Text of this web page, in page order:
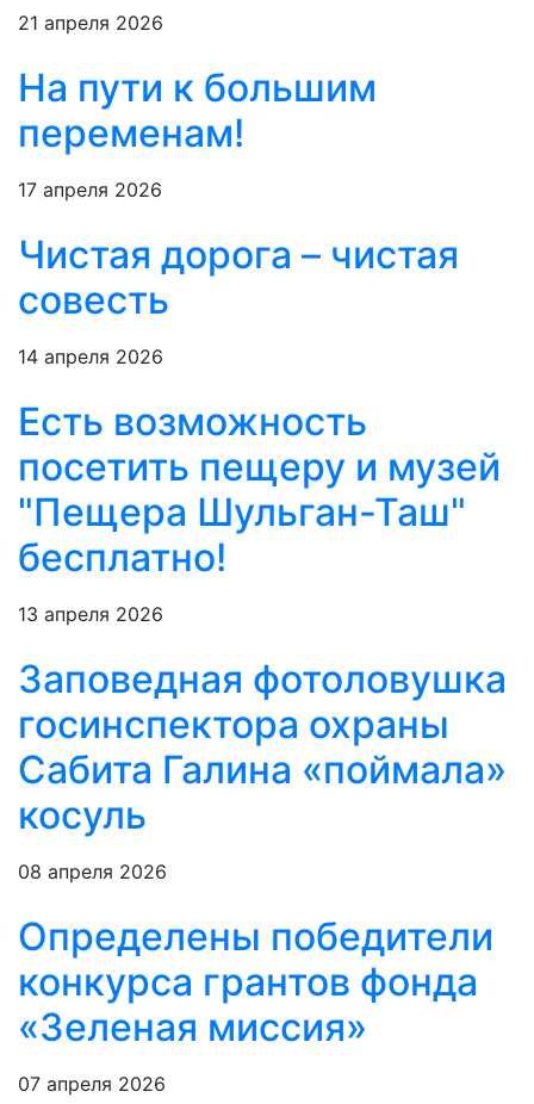
21 апреля 2026
На пути к большим
переменам!
17 апреля 2026
Чистая дорога – чистая
совесть
14 апреля 2026
Есть возможность
посетить пещеру и музей
"Пещера Шульган-Таш"
бесплатно!
13 апреля 2026
Заповедная фотоловушка
госинспектора охраны
Сабита Галина «поймала»
косуль
08 апреля 2026
Определены победители
конкурса грантов фонда
«Зеленая миссия»
07 апреля 2026